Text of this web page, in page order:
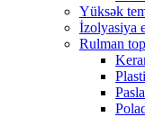
Yüksək
İzolyasiya
Rulman